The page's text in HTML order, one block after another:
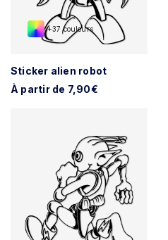
+37 couleurs
Sticker alien robot
À partir de 7,90€